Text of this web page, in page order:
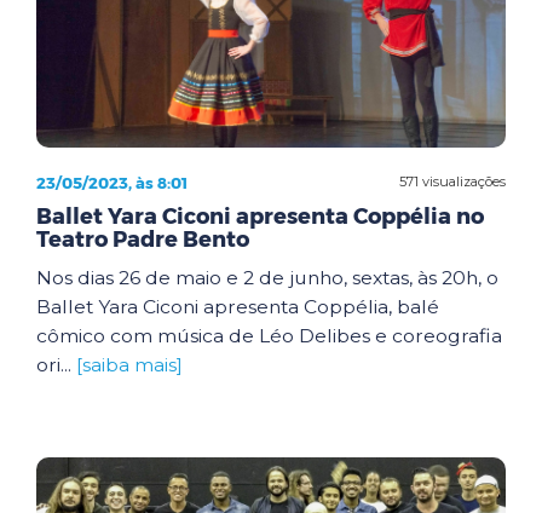
571 visualizações
23/05/2023, às 8:01
Ballet Yara Ciconi apresenta Coppélia no
Teatro Padre Bento
Nos dias 26 de maio e 2 de junho, sextas, às 20h, o
Ballet Yara Ciconi apresenta Coppélia, balé
cômico com música de Léo Delibes e coreografia
ori... [saiba mais]